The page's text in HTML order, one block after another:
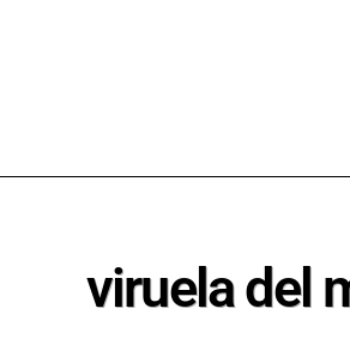
viruela del